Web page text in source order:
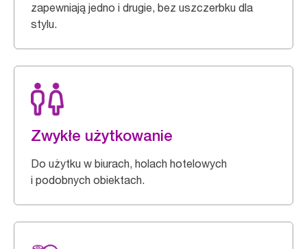
zapewniają jedno i drugie, bez uszczerbku dla
stylu.
Zwykłe użytkowanie
Do użytku w biurach, holach hotelowych
i podobnych obiektach.